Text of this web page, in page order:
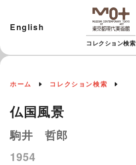
コレクション検索
English
ホーム コレクション検索
仏国風景
駒井 哲郎
1954